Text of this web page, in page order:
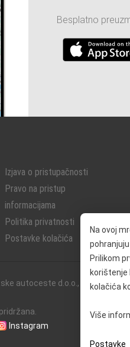
Na ovoj
Prilikom
korištenje
kolačića
Više
Postavke
Besplatno
Izjava o pristupačnosti
Pravo na pristup
informacijama
Politika privatnosti
Postavke kolačića
autoceste d.o.o., OIB:
Instagram